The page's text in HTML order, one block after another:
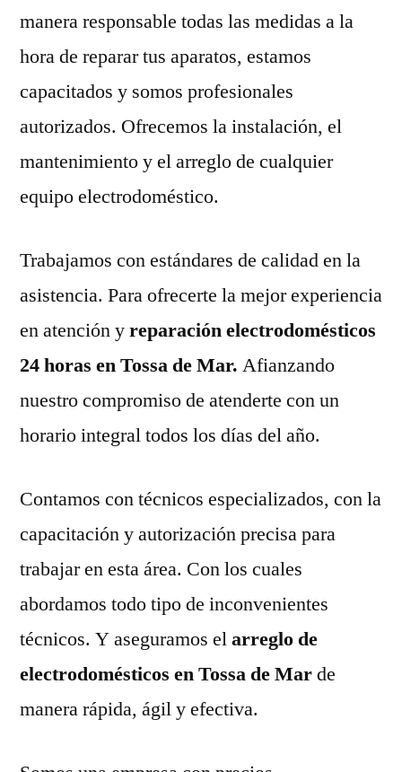
manera responsable todas las medidas a la
hora de reparar tus aparatos, estamos
capacitados y somos profesionales
autorizados. Ofrecemos la instalación, el
mantenimiento y el arreglo de cualquier
equipo electrodoméstico.
Trabajamos con estándares de calidad en la
asistencia. Para ofrecerte la mejor experiencia
en atención yreparación electrodomésticos
24 horas en Tossa de Mar. Afianzando
nuestro compromiso de atenderte con un
horario integral todos los días del año.
Contamos con técnicos especializados, con la
capacitación y autorización precisa para
trabajar en esta área. Con los cuales
abordamos todo tipo de inconvenientes
técnicos. Y aseguramos elarreglo de
electrodomésticos en Tossa de Marde
manera rápida, ágil y efectiva.